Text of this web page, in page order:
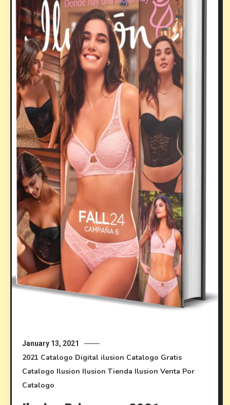
January 13, 2021
2021 Catalogo Digital ilusion Catalogo Gratis
Catalogo Ilusion Ilusion Tienda Ilusion Venta Por
Catalogo